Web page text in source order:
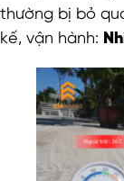
thường bị bỏ
kế, vận hành: